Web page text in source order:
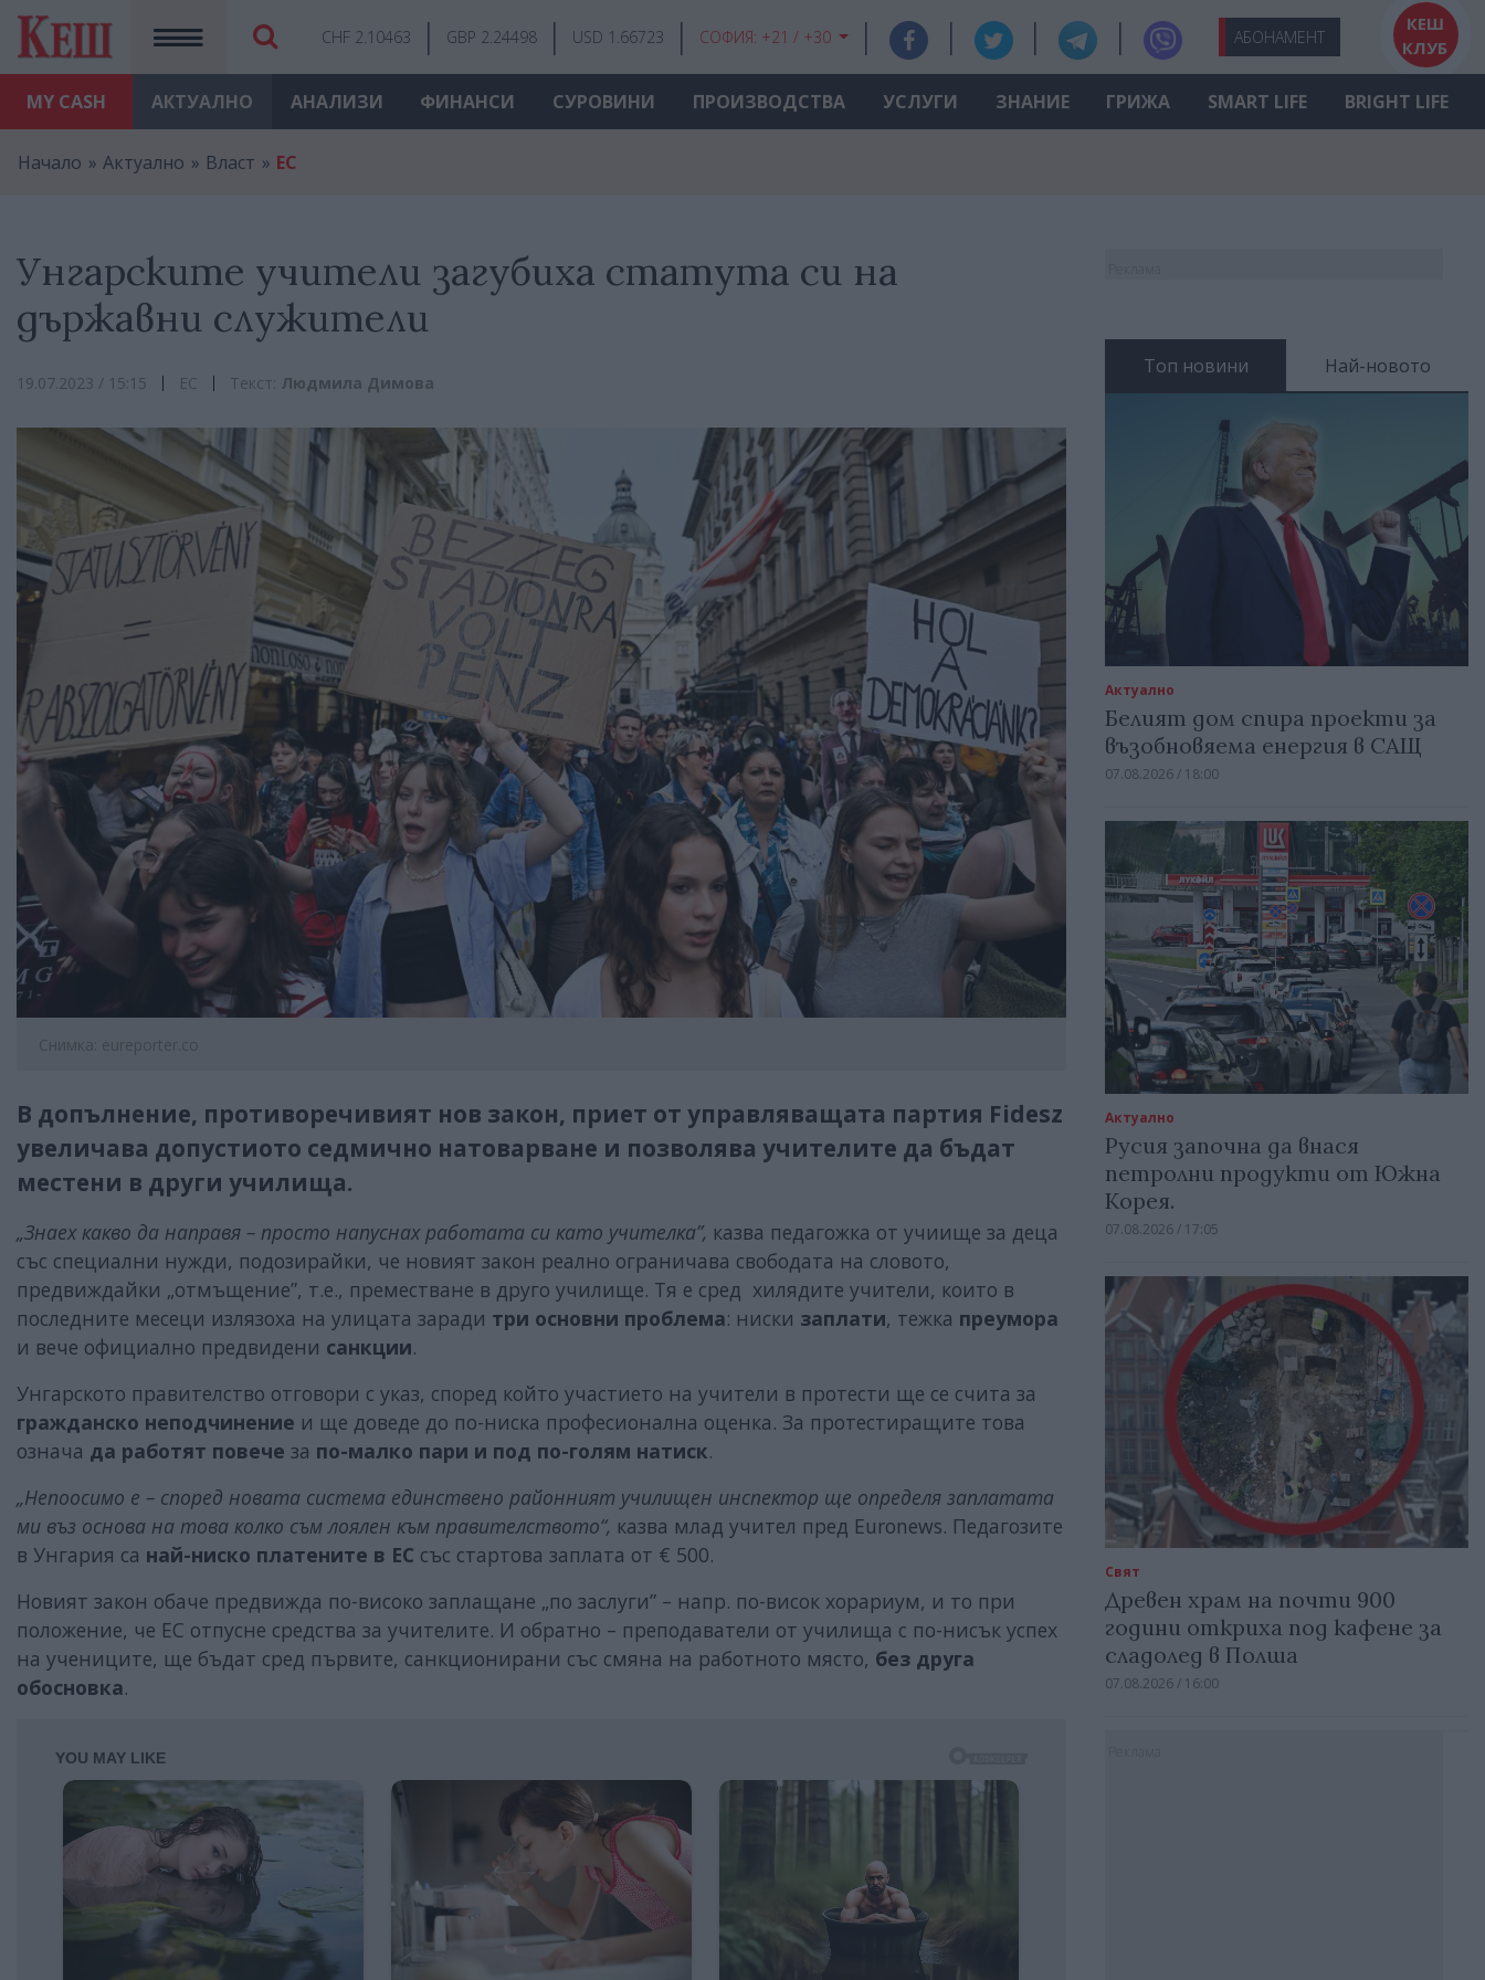
MY CASH
CHF 2.10463 GBP 2.24498 USD 1.66723 СОФИЯ: +21 / +30 АБОНАМЕНТ
КЕШ
КЛУБ
АКТУАЛНО АНАЛИЗИ ФИНАНСИ СУРОВИНИ ПРОИЗВОДСТВА УСЛУГИ ЗНАНИЕ ГРИЖА SMART LIFE BRIGHT LIFE
Начало Актуално Власт ЕС
Унгарските учители загубиха статута си на
държавни служители
19.07.2023 / 15:15 ЕС Текст: Людмила Димова
Снимка: eureporter.co
В допълнение, противоречивият нов закон, приет от управляващата партия Fidesz
увеличава допустиото седмично натоварване и позволява учителите да бъдат
местени в други училища.
„Знаех какво да направя – просто напуснах работата си като учителка”, казва педагожка от учиище за деца
със специални нужди, подозирайки, че новият закон реално ограничава свободата на словото,
предвиждайки „отмъщение”, т.е., преместване в друго училище. Тя е сред хилядите учители, които в
последните месеци излязоха на улицата заради три основни проблема: ниски заплати, тежка преумора
и вече официално предвидени санкции.
Унгарското правителство отговори с указ, според който участието на учители в протести ще се счита за
гражданско неподчинение и ще доведе до по-ниска професионална оценка. За протестиращите това
означа да работят повече за по-малко пари и под по-голям натиск.
„Непоосимо е – според новата система единствено районният училищен инспектор ще определя заплатата
ми въз основа на това колко съм лоялен към правителството“, казва млад учител пред Euronews. Педагозите
в Унгария са най-ниско платените в ЕС със стартова заплата от € 500.
Новият закон обаче предвижда по-високо заплащане „по заслуги” – напр. по-висок хорариум, и то при
положение, че ЕС отпусне средства за учителите. И обратно – преподаватели от училища с по-нисък успех
на учениците, ще бъдат сред първите, санкционирани със смяна на работното място, без друга
обосновка.
Топ новини Най-новото
Актуално
Белият дом спира проекти за
възобновяема енергия в САЩ
07.08.2026 / 18:00
Актуално
Русия започна да внася
петролни продукти от Южна
Корея.
07.08.2026 / 17:05
Свят
Древен храм на почти 900
години откриха под кафене за
сладолед в Полша
07.08.2026 / 16:00